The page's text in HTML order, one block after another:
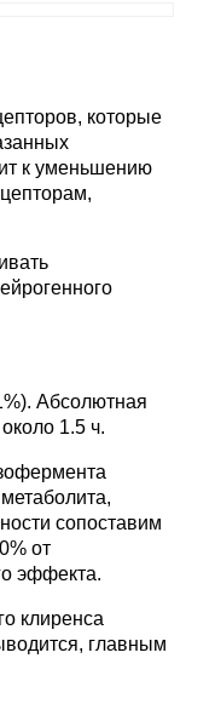
которые
к уменьшению
Абсолютная
1.5 ч.
сопоставим
от
эффекта.
клиренса
главным